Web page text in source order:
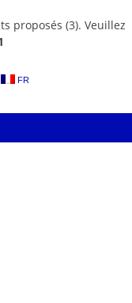
proposés (3). Veuillez
FR